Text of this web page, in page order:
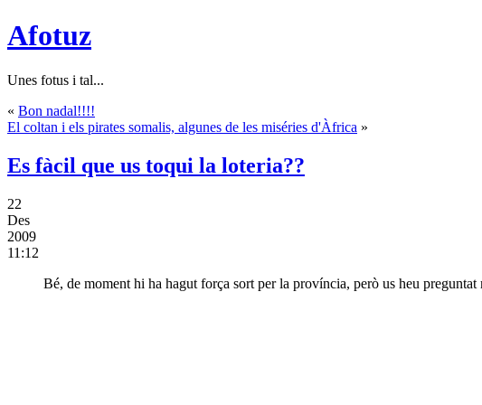
Afotuz
Unes fotus i tal...
« Bon nadal!!!!
El coltan i els pirates somalis, algunes de les miséries d'Àfrica »
Es fàcil que us toqui la loteria??
22
Des
2009
11:12
Bé, de moment hi ha hagut força sort per la província, però us heu